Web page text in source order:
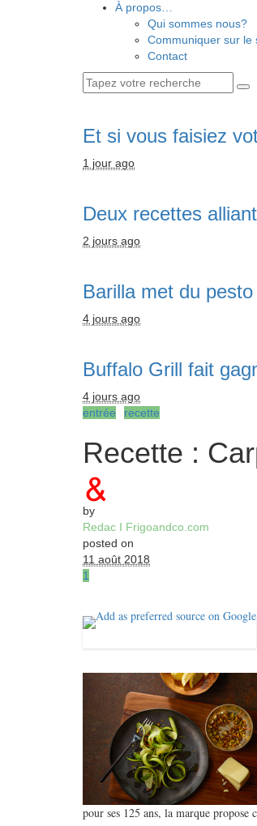
À propos…
Qui sommes nous?
Communiquer sur le
Contact
Et si vous faisiez
1 jour ago
Deux recettes
2 jours ago
Barilla met du
4 jours ago
Buffalo Grill fait
4 jours ago
entrée
recette
Recette :
by
Redac I Frigoandco.com
posted on
11 août 2018
1
pour ses 125 ans, la marque